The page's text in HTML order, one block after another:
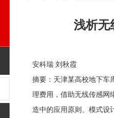
浅析无
安科瑞 刘秋霞
摘要：天津某高校地下车
理费用，借助无线传感网
造中的应用原则、模式设